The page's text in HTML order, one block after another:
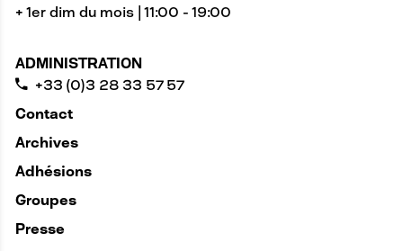
+ 1er dim du mois | 11:00 - 19:00
ADMINISTRATION
+33 (0)3 28 33 57 57
Contact
Archives
Adhésions
Groupes
Presse